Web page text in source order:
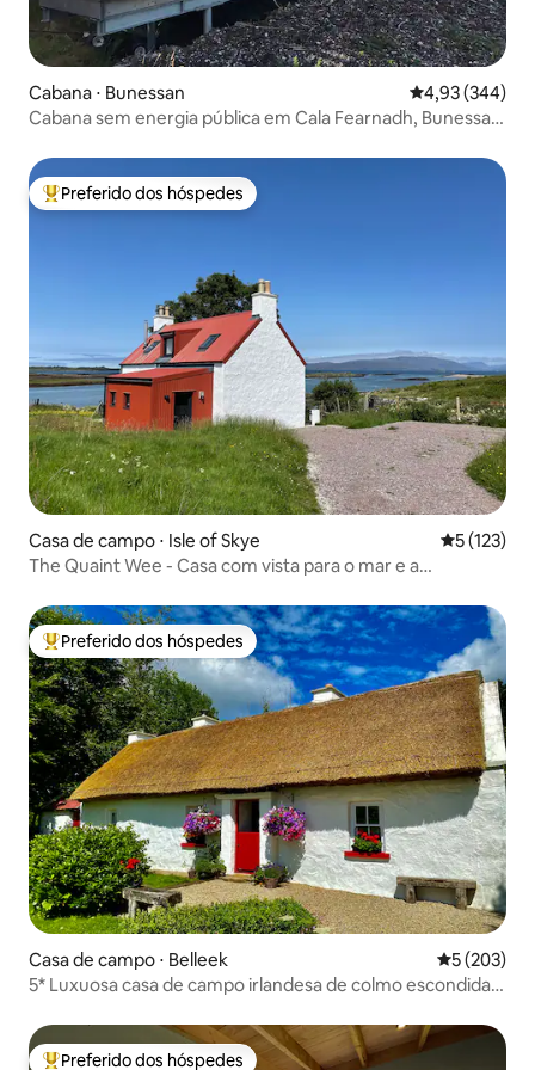
Cabana ⋅ Bunessan 4,93 de uma
4,93 (344)
Cabana sem energia pública em Cala Fearnadh, Bunessan,
Entre os melhores preferidos dos hóspedes
Preferido dos hóspedes
Casa de campo ⋅ Isle of Skye 5 de uma
5 (123)
The Quaint Wee - Casa com vista para o mar e a
Entre os melhores preferidos dos hóspedes
Preferido dos hóspedes
Casa de campo ⋅ Belleek 5 de uma
5 (203)
5* Luxuosa casa de campo irlandesa de colmo escondida
Preferido dos hóspedes